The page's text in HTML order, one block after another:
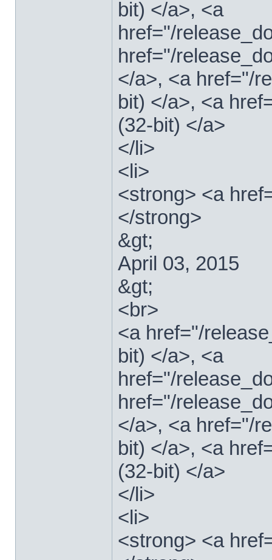
bit) </a>, <a
href="/
href="/
</a>, <a href="/
bit) </a>, <a
(32-bit) </a>
</li>
<li>
<strong> <a
</strong>
&gt;
April 03, 2015
&gt;
<br>
<a href="/
bit) </a>, <a
href="/
href="/
</a>, <a href="/
bit) </a>, <a
(32-bit) </a>
</li>
<li>
<strong> <a